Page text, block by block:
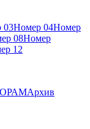
03Номер 04Номер
08Номер
12
Архив